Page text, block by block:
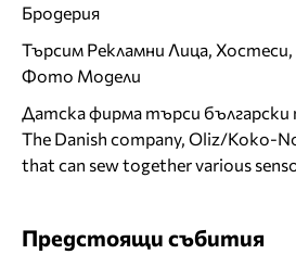
Бродерия
Търсим Рекламни Лица,
Фото Модели
Датска фирма търси български
The Danish company, Oliz/Koko-
that can sew together various
Предстоящи събития